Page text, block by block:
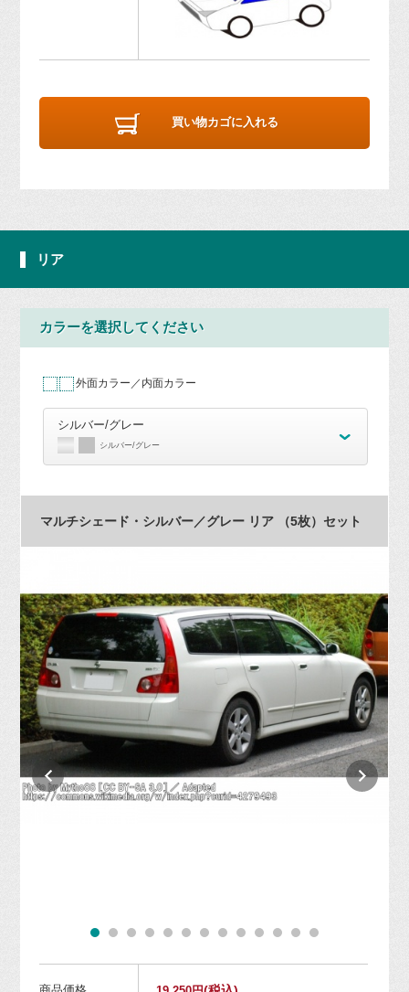
買い物カゴに入れる
リア
カラーを選択してください
外面カラー／内面カラー
シルバー/グレー
シルバー/グレー
マルチシェード・シルバー／グレー リア （5枚）セット